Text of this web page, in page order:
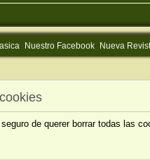
Nuestro Facebook Nueva
de querer borrar todas las